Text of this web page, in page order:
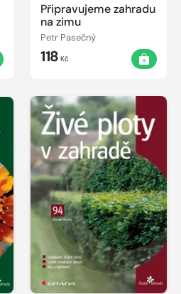
Připravujeme zahradu
na zimu
Petr Pasečný
118 Kč